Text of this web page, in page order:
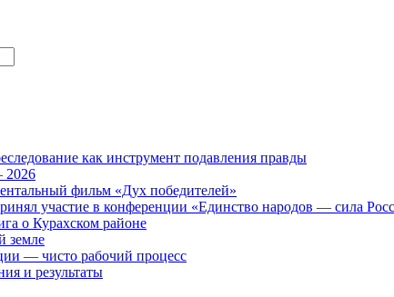
как инструмент подавления правды
2026
фильм «Дух победителей»
участие в конференции «Единство народов — сила
о Курахском районе
земле
— чисто рабочий процесс
и результаты